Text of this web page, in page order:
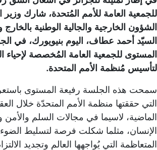
للجمعية العامة للأمم المُتحدة، شارك وزير
الشؤون الخارجية والجالية الوطنية بالخارج
السيّد أحمد عطاف، اليوم بنيويورك، في
المستوى للجمعية العامة المُخصصة لإحياء
لتأسيس مُنظمة الأمم المتحدة.
سمحت هذه الجلسة رفيعة المستوى
التي حققتها منظمة الأمم المتحدّة خلال
الماضية، لاسيما في مجالات السلم والأمن
الإنسان، مثلما شكلت فرصة لتسليط
المتعاظمة التي يُواجهها العالم وتجديد